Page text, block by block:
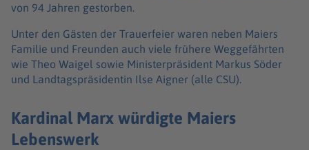
von 94 Jahren gestorben.
Unter den Gästen der Trauerfeier waren neben Maiers
Familie und Freunden auch viele frühere Weggefährten
wie Theo Waigel sowie Ministerpräsident Markus Söder
und Landtagspräsidentin Ilse Aigner (alle CSU).
Kardinal Marx würdigte Maiers
Lebenswerk